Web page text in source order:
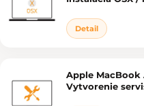
Detail
Apple MacBook
Vytvorenie